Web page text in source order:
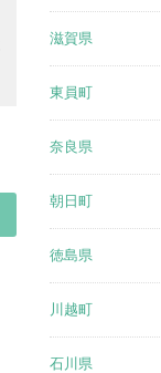
滋賀県
東員町
奈良県
朝日町
徳島県
川越町
石川県